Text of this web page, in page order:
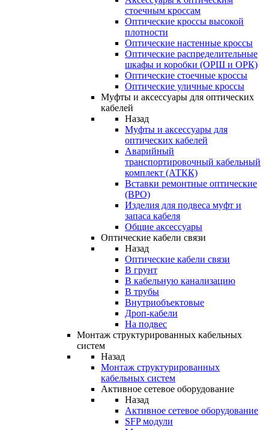
стоечным кроссам
Оптические кроссы высокой
плотности
Оптические настенные кроссы
Оптические распределительные
шкафы и коробки (ОРШ и ОРК)
Оптические стоечные кроссы
Оптические уличные кроссы
Муфты и аксессуары для оптических
кабелей
Назад
Муфты и аксессуары для
оптических кабелей
Аварийный
транспортировочный кабельный
комплект (АТКК)
Вставки ремонтные оптические
(ВРО)
Изделия для подвеса муфт и
запаса кабеля
Общие аксессуары
Оптические кабели связи
Назад
Оптические кабели связи
В грунт
В кабельную канализацию
В трубы
Внутриобъектовые
Дроп-кабели
На подвес
Монтаж структурированных кабельных
систем
Назад
Монтаж структурированных
кабельных систем
Активное сетевое оборудование
Назад
Активное сетевое оборудование
SFP модули